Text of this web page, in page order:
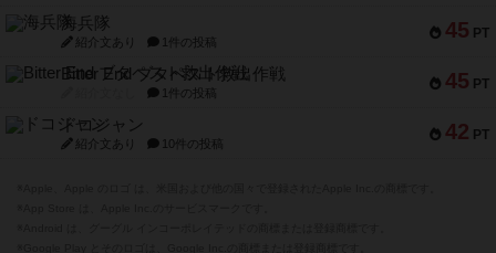
45 PT
海兵隊
紹介文あり 1件の投稿
45 PT
Bitter End ブタペスト救出作戦
1件の投稿
42 PT
ドコジャン
紹介文あり 10件の投稿